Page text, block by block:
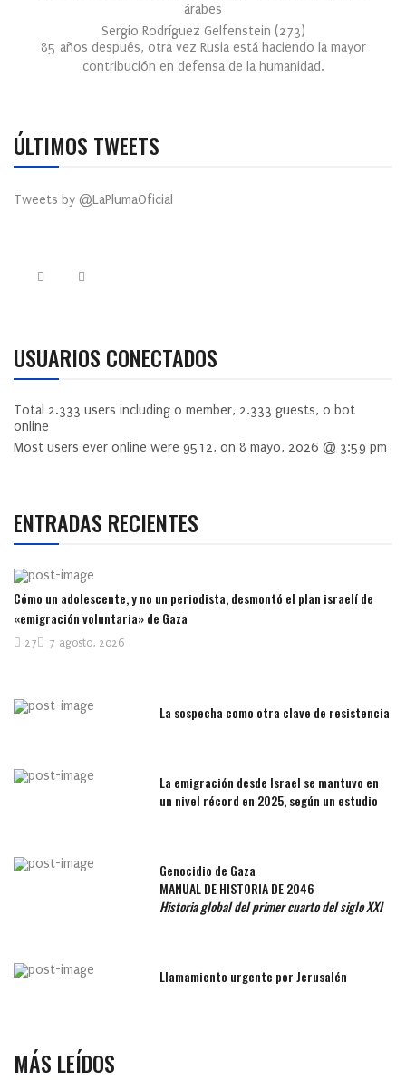
árabes
Sergio Rodríguez Gelfenstein (273)
85 años después, otra vez Rusia está haciendo la mayor
contribución en defensa de la humanidad.
ÚLTIMOS TWEETS
Tweets by @LaPlumaOficial
USUARIOS CONECTADOS
Total 2.333 users including 0 member, 2.333 guests, 0 bot
online
Most users ever online were 9512, on 8 mayo, 2026 @ 3:59 pm
ENTRADAS RECIENTES
Cómo un adolescente, y no un periodista, desmontó el plan israelí de
«emigración voluntaria» de Gaza
7 agosto, 2026
27
La sospecha como otra clave de resistencia
La emigración desde Israel se mantuvo en
un nivel récord en 2025, según un estudio
Genocidio de Gaza
MANUAL DE HISTORIA DE 2046
Historia global del primer cuarto del siglo XXI
Llamamiento urgente por Jerusalén
MÁS LEÍDOS